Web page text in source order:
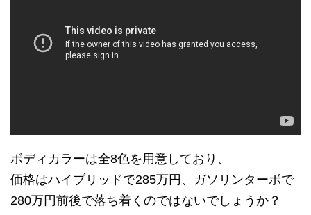
ボディカラーは全8色を用意しており、
価格はハイブリッドで285万円、ガソリンターボで
280万円前後で落ち着くのではないでしょうか？